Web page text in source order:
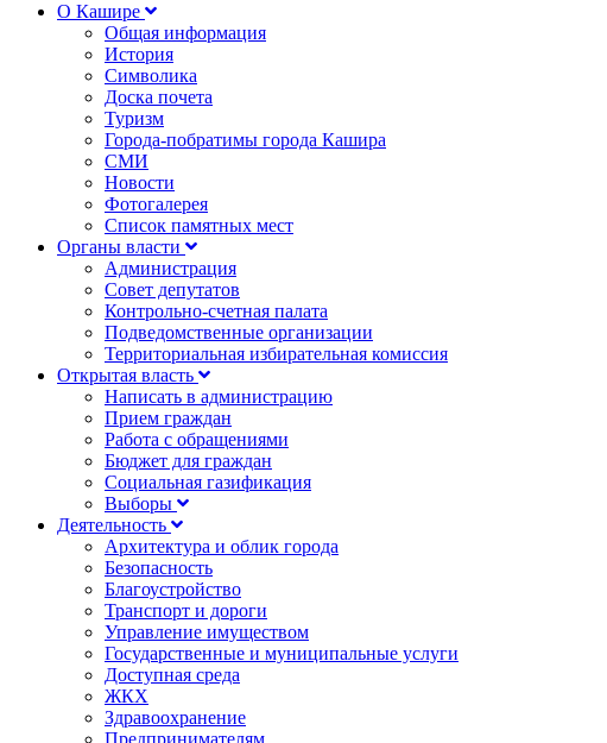
О Кашире
Общая информация
История
Символика
Доска почета
Туризм
Города-побратимы города Кашира
СМИ
Новости
Фотогалерея
Список памятных мест
Органы власти
Администрация
Совет депутатов
Контрольно-счетная палата
Подведомственные организации
Территориальная избирательная комиссия
Открытая власть
Написать в администрацию
Прием граждан
Работа с обращениями
Бюджет для граждан
Социальная газификация
Выборы
Деятельность
Архитектура и облик города
Безопасность
Благоустройство
Транспорт и дороги
Управление имуществом
Государственные и муниципальные услуги
Доступная среда
ЖКХ
Здравоохранение
Предпринимателям